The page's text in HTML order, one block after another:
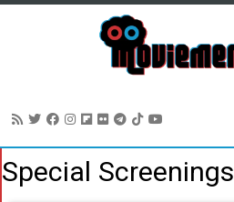
alSpecial Screenings